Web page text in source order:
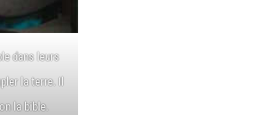
dans leurs
la terre. Il
la bible.